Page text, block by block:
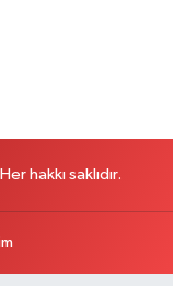
hakkı saklıdır.